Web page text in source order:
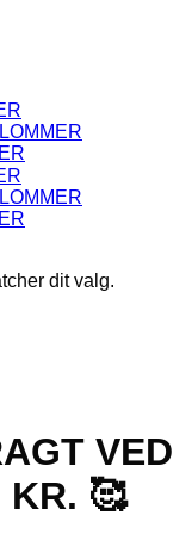
dit valg.
VED
KR. 🥰